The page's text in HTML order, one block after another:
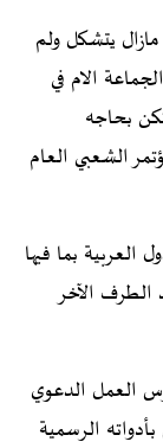
يتشكل ولم
أي بدأ يتشكل بالظهور منذ العام 2000 وربما لأن الجماعة الام في
لم تكن بحاجه
الشعبي العام
بما فيها
الطرف الآخر
العمل الدعوي
الرسمية